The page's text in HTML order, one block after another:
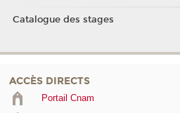
Catalogue des stages
ACCÈS DIRECTS
Portail Cnam